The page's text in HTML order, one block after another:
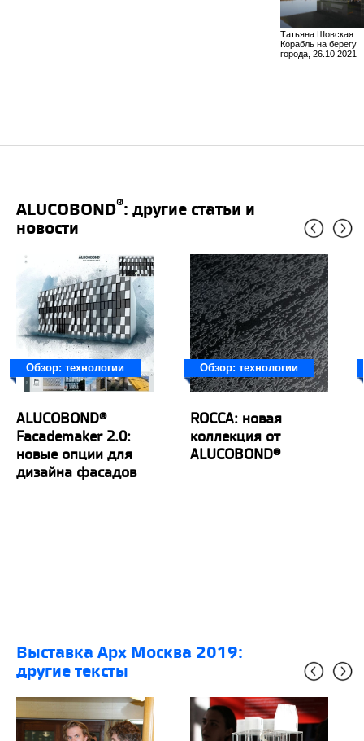
Татьяна Шовская.
Корабль на берегу
города, 26.10.2021
ALUCOBOND®: другие статьи и
новости
Обзор: технологии
ALUCOBOND®
Facademaker 2.0:
новые опции для
дизайна фасадов
Обзор: технологии
ROCCA: новая
коллекция от
ALUCOBOND®
выставка Арх Москва 2019:
другие тексты